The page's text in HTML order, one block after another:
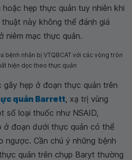
hẹp thực quản tuy nhiên khi
này không thể đánh giá
niêm mạc thực quản.
bệnh nhân bị VTQBCAT với các vòng tròn
hiện dọc theo thực quản
gây hẹp ở đoạn thực quản trên
quản Barrett, xạ trị vùng
số loại thuốc như NSAID,
ở đoạn dưới thực quản có thể
ngược. Cần chú ý những bệnh
quản trên chụp Baryt thường